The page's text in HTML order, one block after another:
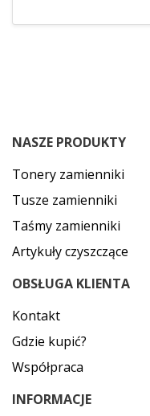
NASZE PRODUKTY
Tonery zamienniki
Tusze zamienniki
Taśmy zamienniki
Artykuły czyszczące
OBSŁUGA KLIENTA
Kontakt
Gdzie kupić?
Współpraca
INFORMACJE